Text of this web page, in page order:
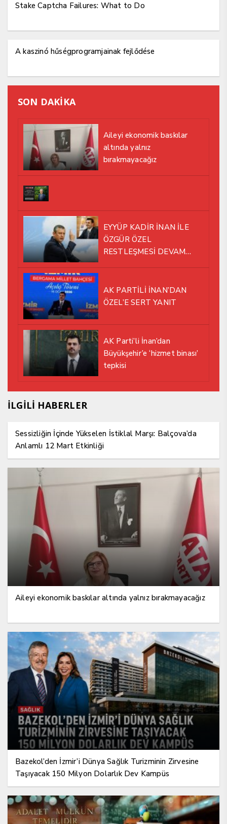
Stake Captcha Failures: What to Do
A kaszinó hűségprogramjainak fejlődése
SON DAKİKA
Aileyi ekonomik baskılar
altında yalnız
bırakmayacağız
EYYÜP KADİR İNAN İLE
ÖZGÜR ÖZEL
RESTLEŞMESİ DEVAM
AK PARTİLİ İNAN’DAN
ÖZEL’E SERT YANIT
AK Parti’li İnan’dan
Büyükşehir’e ‘hizmet binası’
tepkisi
İLGİLİ HABERLER
Sessizliğin İçinde Yükselen İstiklal Marşı: Balçova’da
Anlamlı 12 Mart Etkinliği
Aileyi ekonomik baskılar altında yalnız bırakmayacağız
Bazekol’den İzmir’i Dünya Sağlık Turizminin Zirvesine
Taşıyacak 150 Milyon Dolarlık Dev Kampüs